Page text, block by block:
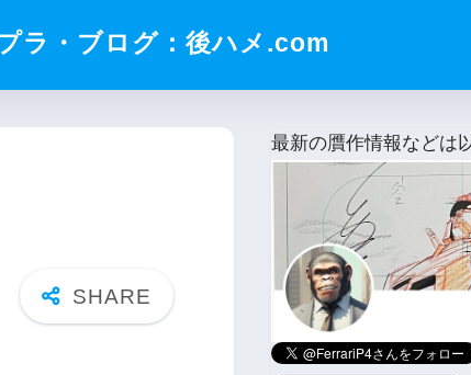
ラ・ブログ：後ハメ.com
最新の贋作情報などは